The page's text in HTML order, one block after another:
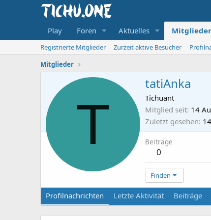
Play Foren Aktuelles Mitglieder
Registrierte Mitglieder Zurzeit aktive Besucher
Mitglieder
T
tatiAnka
Tichuant
Mitglied seit 14
Zuletzt gesehen
Beiträge
0
Finden
Profilnachrichten Letzte Aktivität Beiträge